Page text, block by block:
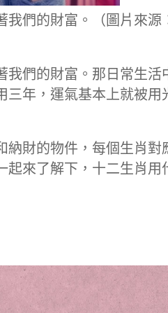
我們的財富。（圖片來源
們的財富。那日常生活
年，運氣基本上就被用
財的物件，每個生肖對
來了解下，十二生肖用